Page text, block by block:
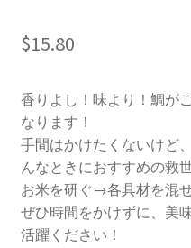
$15.80
香りよし！味より！鯛が
なります！
手間はかけたくないけど
んなときにおすすめの救
お米を研ぐ→各具材を混
ぜひ時間をかけずに、美
活躍ください！